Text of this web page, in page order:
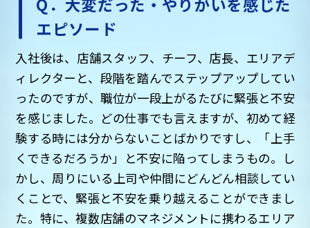
エピソード
入社後は、店舗スタッフ、チーフ、店長、エリアデ
ィレクターと、段階を踏んでステップアップしてい
ったのですが、職位が一段上がるたびに緊張と不安
を感じました。どの仕事でも言えますが、初めて経
験する時には分からないことばかりですし、「上手
くできるだろうか」と不安に陥ってしまうもの。し
かし、周りにいる上司や仲間にどんどん相談してい
くことで、緊張と不安を乗り越えることができまし
た。特に、複数店舗のマネジメントに携わるエリア